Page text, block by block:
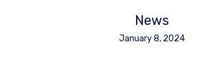
News
January 8, 2024